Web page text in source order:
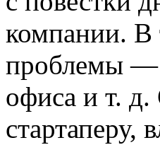
компании. В
проблемы —
офиса и т.
стартаперу,